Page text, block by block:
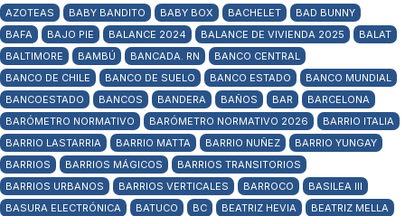
AZOTEAS
BABY BANDITO BABY BOX BACHELET
BAD BUNNY
BAFA
BAJO PIE BALANCE 2024 BALANCE DE VIVIENDA 2025
BALAT
BALTIMORE
BAMBÚ BANCADA. RN
BANCO CENTRAL
BANCO DE CHILE
BANCO DE SUELO BANCO ESTADO
BANCO MUNDIAL
BANCOESTADO
BANCOS BANDERA BAÑOS BAR
BARCELONA
BARÓMETRO NORMATIVO
BARÓMETRO NORMATIVO 2026
BARRIO ITALIA
BARRIO LASTARRIA
BARRIO MATTA BARRIO NUÑEZ
BARRIO YUNGAY
BARRIOS
BARRIOS MÁGICOS
BARRIOS TRANSITORIOS
BARRIOS URBANOS
BARRIOS VERTICALES BARROCO
BASILEA III
BASURA ELECTRÓNICA
BATUCO BC BEATRIZ HEVIA
BEATRIZ MELLA